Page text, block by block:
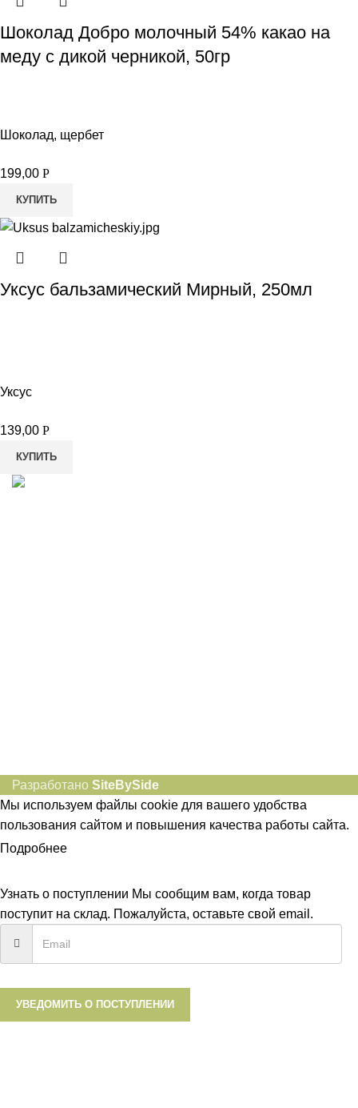
Шоколад Добро молочный 54% какао на
меду с дикой черникой, 50гр
Шоколад, щербет
199,00 Р
КУПИТЬ
Уксус бальзамический Мирный, 250мл
Уксус
139,00 Р
КУПИТЬ
Разработано SiteBySide
Мы используем файлы cookie для вашего удобства
пользования сайтом и повышения качества работы сайта.
Подробнее
Узнать о поступлении Мы сообщим вам, когда товар
поступит на склад. Пожалуйста, оставьте свой email.
УВЕДОМИТЬ О ПОСТУПЛЕНИИ